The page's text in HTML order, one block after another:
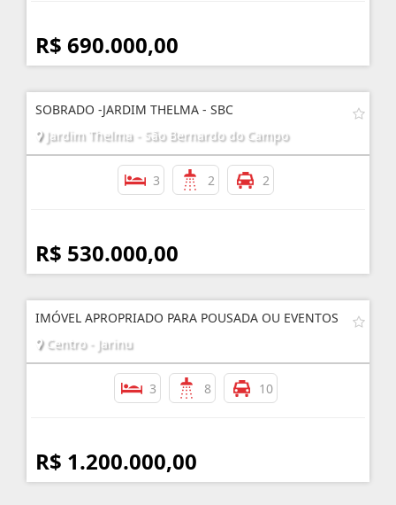
R$ 690.000,00
SOBRADO -JARDIM THELMA - SBC
Jardim Thelma - São Bernardo do Campo
3 2 2
R$ 530.000,00
IMÓVEL APROPRIADO PARA POUSADA OU EVENTOS
Centro - Jarinu
3 8 10
R$ 1.200.000,00